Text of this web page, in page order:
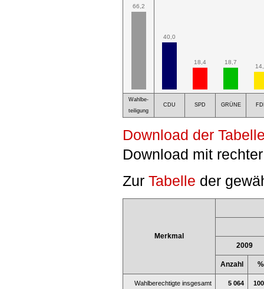
66,2
40,0
18,4 18,7
Wahlbe-
teiligung
CDU SPD GRÜNE
Download der
Download mit
ZurTabelle der
Merkmal
2009
Anzahl %
Wahlberechtigte insgesamt 5 064